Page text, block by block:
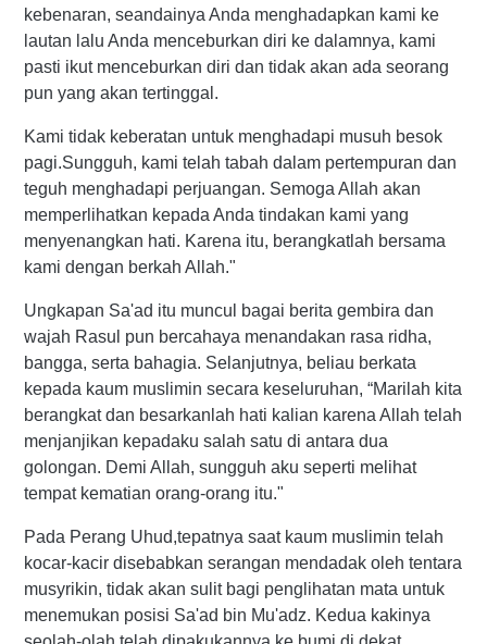
kebenaran, seandainya Anda menghadapkan kami ke
lautan lalu Anda menceburkan diri ke dalamnya, kami
pasti ikut menceburkan diri dan tidak akan ada seorang
pun yang akan tertinggal.
Kami tidak keberatan untuk menghadapi musuh besok
pagi.Sungguh, kami telah tabah dalam pertempuran dan
teguh menghadapi perjuangan. Semoga Allah akan
memperlihatkan kepada Anda tindakan kami yang
menyenangkan hati. Karena itu, berangkatlah bersama
kami dengan berkah Allah."
Ungkapan Sa'ad itu muncul bagai berita gembira dan
wajah Rasul pun bercahaya menandakan rasa ridha,
bangga, serta bahagia. Selanjutnya, beliau berkata
kepada kaum muslimin secara keseluruhan, “Marilah kita
berangkat dan besarkanlah hati kalian karena Allah telah
menjanjikan kepadaku salah satu di antara dua
golongan. Demi Allah, sungguh aku seperti melihat
tempat kematian orang-orang itu."
Pada Perang Uhud,tepatnya saat kaum muslimin telah
kocar-kacir disebabkan serangan mendadak oleh tentara
musyrikin, tidak akan sulit bagi penglihatan mata untuk
menemukan posisi Sa'ad bin Mu'adz. Kedua kakinya